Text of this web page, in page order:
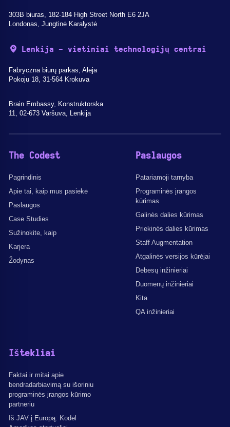
303B biuras, 182-184 High Street North E6 2JA
Londonas, Jungtinė Karalystė
Lenkija - vietiniai technologijų centrai
Fabryczna biurų parkas, Aleja
Pokoju 18, 31-564 Krokuva
Brain Embassy, Konstruktorska
11, 02-673 Varšuva, Lenkija
The Codest
Pagrindinis
Apie tai, kaip mus pasiekė
Paslaugos
Case Studies
Sužinokite, kaip
Karjera
Žodynas
Paslaugos
Patariamoji tarnyba
Programinės įrangos
kūrimas
Galinės dalies kūrimas
Priekinės dalies kūrimas
Staff Augmentation
Atgalinės versijos kūrėjai
Debesų inžinieriai
Duomenų inžinieriai
Kita
QA inžinieriai
Ištekliai
Faktai ir mitai apie
bendradarbiavimą su išoriniu
programinės įrangos kūrimo
partneriu
Iš JAV į Europą: Kodėl